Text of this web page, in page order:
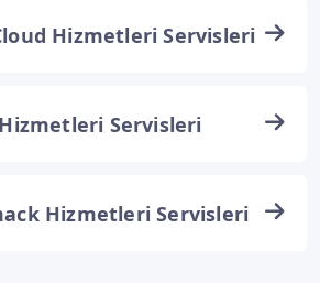
Hizmetleri Servisleri
Servisleri
Hizmetleri Servisleri